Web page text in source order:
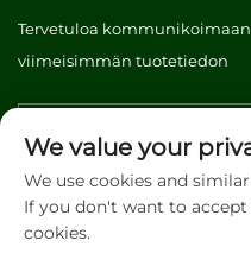
Tervetuloa
viimeisimmän tuotetiedon
Tekijänoikeus © 2026
We value your
We use cookies and
If you don't want to accept
cookies.